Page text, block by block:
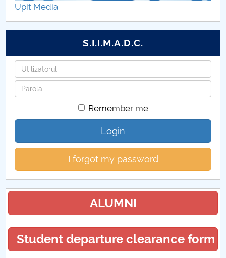
Hotărâri Senat din 28 mai 2026
Hotărâri Senat din 19 mai 2026
Hotărâri Senat din 5 mai 2026
Hotărâri Senat din 23 aprilie 2026
Hotărâri Senat din 13 martie 2026
Hotărâri Senat din 26 februarie 2026
Hotărâri Senat din 24 iulie 2026
Upit Media
S.I.I.M.A.D.C.
Username
Password
Remember me
Login
I forgot my password
ALUMNI
Student departure clearance form